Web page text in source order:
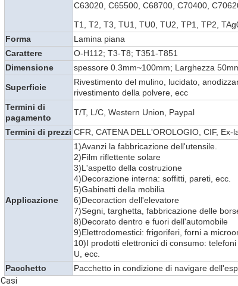
C63020, C65500, C68700, C70400,
T1, T2, T3, TU1, TU0, TU2, TP1, TP2,
Forma
Lamina piana
Carattere
O-H112; T3-T8; T351-T851
Dimensione
spessore 0.3mm~100mm; Larghezza
Superficie
Rivestimento del mulino, lucidato,
rivestimento della polvere, ecc
Termini di
pagamento
T/T, L/C, Western Union, Paypal
Termini di prezzi CFR, CATENA DELL'OROLOGIO, CIF, Ex-
Applicazione
1)Avanzi la fabbricazione dell'utensile.
2)Film riflettente solare
3)L'aspetto della costruzione
4)Decorazione interna: soffitti, pareti, ecc.
5)Gabinetti della mobilia
6)Decoraction dell'elevatore
7)Segni, targhetta, fabbricazione delle
8)Decorato dentro e fuori dell'automobile
9)Elettrodomestici: frigoriferi, forni a
10)I prodotti elettronici di consumo:
U, ecc.
Pacchetto
Pacchetto in condizione di navigare
Casi